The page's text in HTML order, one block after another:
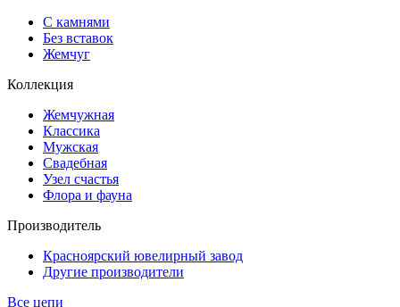
С камнями
Без вставок
Жемчуг
Коллекция
Жемчужная
Классика
Мужская
Свадебная
Узел счастья
Флора и фауна
Производитель
Красноярский ювелирный завод
Другие производители
Все цепи